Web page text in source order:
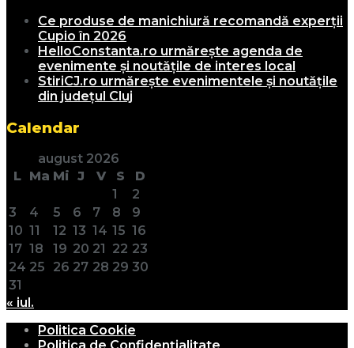
Ce produse de manichiură recomandă experții
Cupio în 2026
HelloConstanta.ro urmărește agenda de
evenimente și noutățile de interes local
StiriCJ.ro urmărește evenimentele și noutățile
din județul Cluj
Calendar
august 2026
L Ma Mi J V S
D
1
2
3
4 5 6 7 8
9
10 11 12 13 14 15 16
17 18 19 20 21 22 23
24 25 26 27 28 29 30
31
« iul.
Politica Cookie